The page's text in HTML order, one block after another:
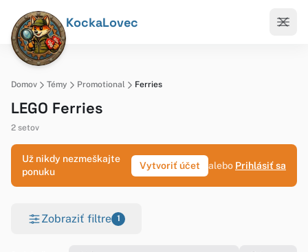
KockaLovec
Domov Témy Promotional Ferries
LEGO Ferries
2 setov
Už nikdy nezmeškajte
ponuku
Vytvoriť účet alebo Prihlásiť sa
Zobraziť filtre 1